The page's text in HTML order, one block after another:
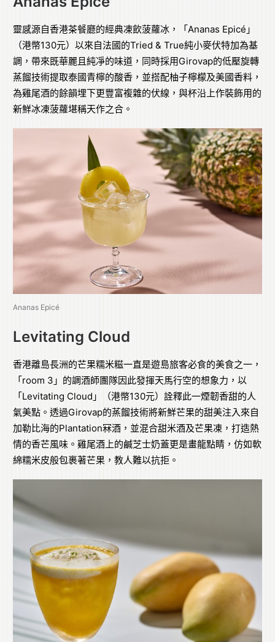
靈感源自香港茶餐廳的經典凍飲菠蘿冰，「Ananas Epicé」
（港幣130元）以來自法國的Tried & True純小麥伏特加為基
調，帶來既華麗且純凈的味道，同時採用Girovap的低壓旋轉
蒸餾技術提取泰國青檸的酸香，並搭配柚子檸檬及美國香料，
為雞尾酒的餘韻埋下更豐富複雜的伏線，與杯沿上作裝飾用的
新鮮冰凍菠蘿堪稱天作之合。
Ananas Epicé
Levitating Cloud
香港離島長洲的芒果糯米糍一直是遊島旅客必食的美食之一，
「room 3」的調酒師團隊因此發揮天馬行空的想象力，以
「Levitating Cloud」（港幣130元）詮釋此一煙韌香甜的人
氣美點。透過Girovap的蒸餾技術將新鮮芒果的甜美注入來自
加勒比海的Plantation冧酒，並混合甜米酒及芒果凍，打造熱
情的香芒風味。雞尾酒上的鹹芝士奶蓋更是畫龍點睛，仿如軟
綿糯米皮般包裹著芒果，教人難以抗拒。